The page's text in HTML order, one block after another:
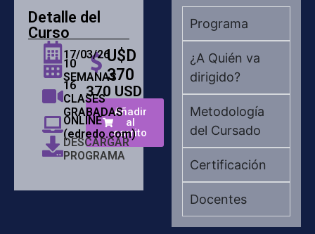
Detalle del
Curso
U$D
370
370 USD
Añadir
al
carrito
17/03/26
10
SEMANAS
16
CLASES
GRABADAS
ONLINE
(edredo.com)
DESCARGAR
PROGRAMA
Programa
¿A Quién va
dirigido?
Metodología
del Cursado
Certificación
Docentes